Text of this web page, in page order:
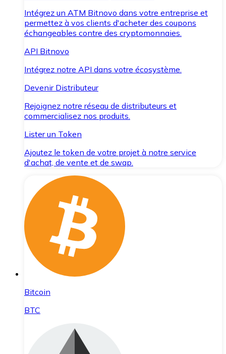
Intégrez un ATM Bitnovo dans votre entreprise et
permettez à vos clients d'acheter des coupons
échangeables contre des cryptomonnaies.
API Bitnovo
Intégrez notre API dans votre écosystème.
Devenir Distributeur
Rejoignez notre réseau de distributeurs et
commercialisez nos produits.
Lister un Token
Ajoutez le token de votre projet à notre service
d'achat, de vente et de swap.
Bitcoin
BTC